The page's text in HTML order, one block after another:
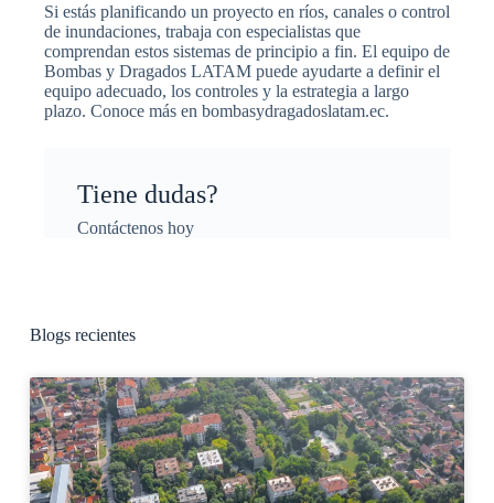
Si estás planificando un proyecto en ríos, canales o control
de inundaciones, trabaja con especialistas que
comprendan estos sistemas de principio a fin. El equipo de
Bombas y Dragados LATAM puede ayudarte a definir el
equipo adecuado, los controles y la estrategia a largo
plazo. Conoce más en bombasydragadoslatam.ec.
Tiene dudas?
Contáctenos hoy
Blogs recientes